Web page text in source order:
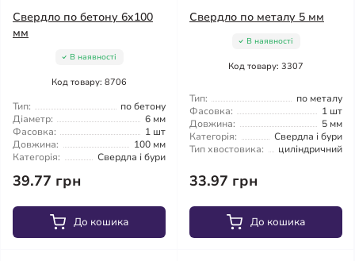
Свердло по бетону 6x100
мм
В наявності
Код товару: 8706
Тип:
по бетону
Діаметр:
6 мм
Фасовка:
1 шт
Довжина:
100 мм
Категорія:
Свердла і бури
39.77 грн
До кошика
Свердло по металу 5 мм
В наявності
Код товару: 3307
Тип:
по металу
Фасовка:
1 шт
Довжина:
5 мм
Категорія:
Свердла і бури
Тип хвостовика:
циліндричний
33.97 грн
До кошика